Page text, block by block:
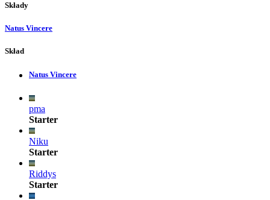
Składy
Natus Vincere
Skład
Natus Vincere
pma
Starter
Niku
Starter
Riddys
Starter